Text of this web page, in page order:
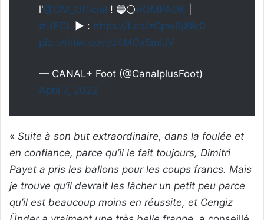
l'@OM_Officiel ! 🔵⚪️#OMPAOK
#UECL ▶️ : https://t.co/zCpw9j88r0
pic.twitter.com/J4MOx5mlJV
— CANAL+ Foot (@CanalplusFoot)
April 7, 2022
« Suite à son but extraordinaire, dans la foulée et
en confiance, parce qu’il le fait toujours, Dimitri
Payet a pris les ballons pour les coups francs. Mais
je trouve qu’il devrait les lâcher un petit peu parce
qu’il est beaucoup moins en réussite, et Cengiz